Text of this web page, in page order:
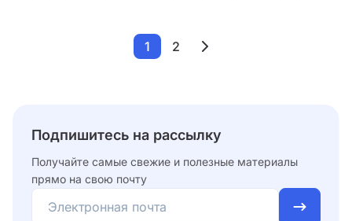
1 2
Подпишитесь на рассылку
Получайте самые свежие и полезные материалы
прямо на свою почту